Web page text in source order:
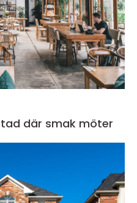
där smak möter